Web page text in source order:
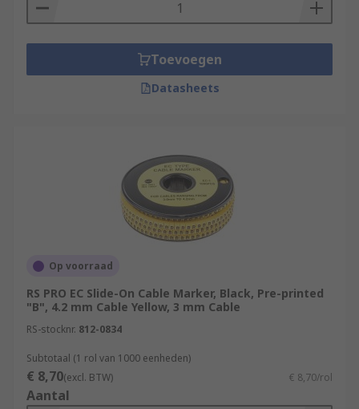
Toevoegen
Datasheets
Op voorraad
RS PRO EC Slide-On Cable Marker, Black, Pre-printed
"B", 4.2 mm Cable Yellow, 3 mm Cable
RS-stocknr. 812-0834
Subtotaal (1 rol van 1000 eenheden)
€ 8,70(excl. BTW) € 8,70/rol
Aantal